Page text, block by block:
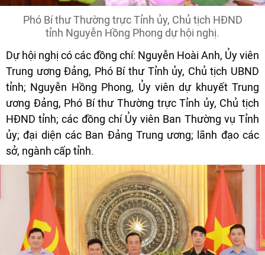
Phó Bí thư Thường trực Tỉnh ủy, Chủ tịch HĐND
tỉnh Nguyễn Hồng Phong dự hội nghị.
Dự hội nghị có các đồng chí: Nguyễn Hoài Anh, Ủy viên
Trung ương Đảng, Phó Bí thư Tỉnh ủy, Chủ tịch UBND
tỉnh; Nguyễn Hồng Phong, Ủy viên dự khuyết Trung
ương Đảng, Phó Bí thư Thường trực Tỉnh ủy, Chủ tịch
HĐND tỉnh; các đồng chí Ủy viên Ban Thường vụ Tỉnh
ủy; đại diện các Ban Đảng Trung ương; lãnh đạo các
sở, ngành cấp tỉnh.